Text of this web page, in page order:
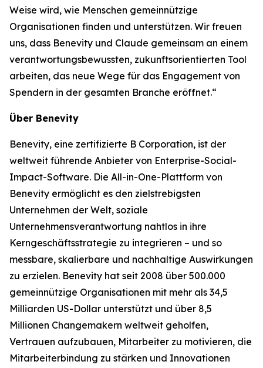
Weise wird, wie Menschen gemeinnützige
Organisationen finden und unterstützen. Wir freuen
uns, dass Benevity und Claude gemeinsam an einem
verantwortungsbewussten, zukunftsorientierten Tool
arbeiten, das neue Wege für das Engagement von
Spendern in der gesamten Branche eröffnet.“
Über Benevity
Benevity, eine zertifizierte B Corporation, ist der
weltweit führende Anbieter von Enterprise-Social-
Impact-Software. Die All-in-One-Plattform von
Benevity ermöglicht es den zielstrebigsten
Unternehmen der Welt, soziale
Unternehmensverantwortung nahtlos in ihre
Kerngeschäftsstrategie zu integrieren – und so
messbare, skalierbare und nachhaltige Auswirkungen
zu erzielen. Benevity hat seit 2008 über 500.000
gemeinnützige Organisationen mit mehr als 34,5
Milliarden US-Dollar unterstützt und über 8,5
Millionen Changemakern weltweit geholfen,
Vertrauen aufzubauen, Mitarbeiter zu motivieren, die
Mitarbeiterbindung zu stärken und Innovationen